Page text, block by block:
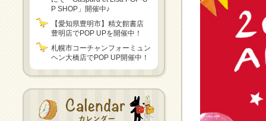
P SHOP」開催中♪
【愛知県豊明市】精文館書店
豊明店でPOP UPを開催中！
札幌市コーチャンフォーミュン
ヘン大橋店でPOP UP開催中！